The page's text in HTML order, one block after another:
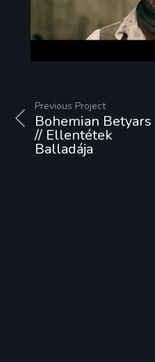
Previous Project
Bohemian Betyars
// Ellentétek
Balladája